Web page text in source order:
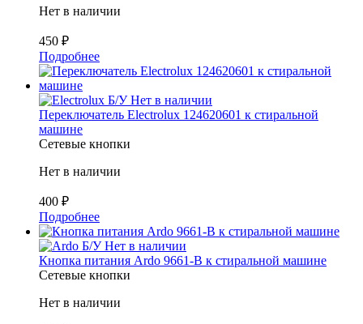
Нет в наличии
450 ₽
Подробнее
Б/У Нет в наличии
Переключатель Electrolux 124620601 к стиральной
машине
Сетевые кнопки
Нет в наличии
400 ₽
Подробнее
Б/У Нет в наличии
Кнопка питания Ardo 9661-B к стиральной машине
Сетевые кнопки
Нет в наличии